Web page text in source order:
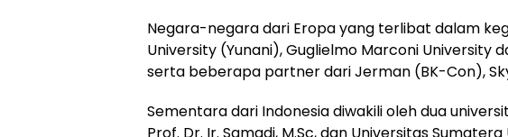
Negara-negara dari Eropa yang terlibat dalam
University (Yunani), Guglielmo Marconi University
serta beberapa partner dari Jerman (BK-Con),
Sementara dari Indonesia diwakili oleh dua